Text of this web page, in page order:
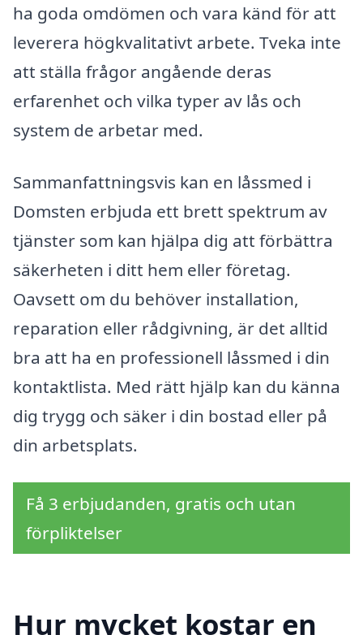
ha goda omdömen och vara känd för att
leverera högkvalitativt arbete. Tveka inte
att ställa frågor angående deras
erfarenhet och vilka typer av lås och
system de arbetar med.
Sammanfattningsvis kan en låssmed i
Domsten erbjuda ett brett spektrum av
tjänster som kan hjälpa dig att förbättra
säkerheten i ditt hem eller företag.
Oavsett om du behöver installation,
reparation eller rådgivning, är det alltid
bra att ha en professionell låssmed i din
kontaktlista. Med rätt hjälp kan du känna
dig trygg och säker i din bostad eller på
din arbetsplats.
Få 3 erbjudanden, gratis och utan
förpliktelser
Hur mycket kostar en